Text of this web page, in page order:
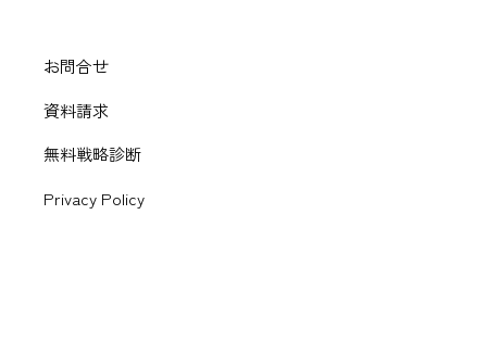
お問合せ
資料請求
無料戦略診断
Privacy Policy